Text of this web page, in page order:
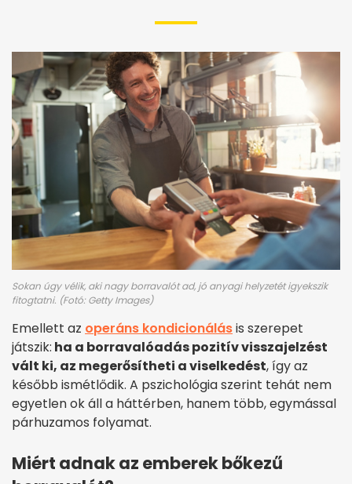
Sokan úgy vélik, aki nagy borravalót ad, jó anyagi helyzetét igyekszik
fitogtatni. (Fotó: Getty Images)
Emellett az operáns kondicionálásis szerepet
játszik: ha a borravalóadás pozitív visszajelzést
vált ki, az megerősítheti a viselkedést, így az
később ismétlődik. A pszichológia szerint tehát nem
egyetlen ok áll a háttérben, hanem több, egymással
párhuzamos folyamat.
Miért adnak az emberek bőkezű